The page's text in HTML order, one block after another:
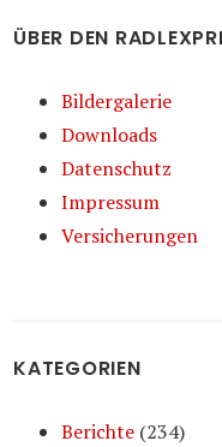
ÜBER DEN
Bildergalerie
Downloads
Datenschutz
Impressum
Versicherungen
KATEGORIEN
Berichte (234)